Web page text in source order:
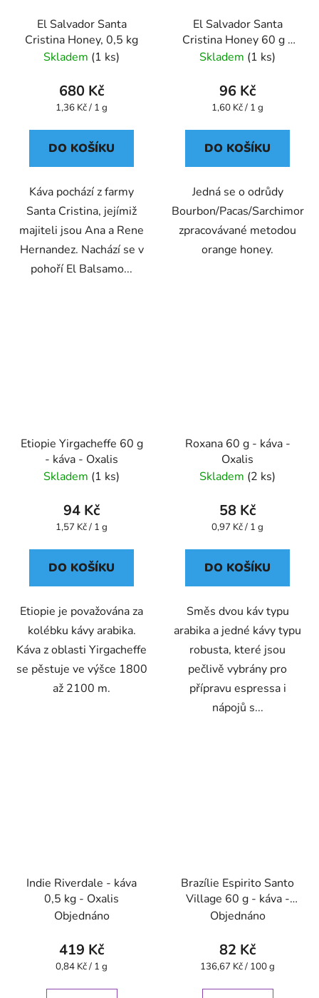
El Salvador Santa
Cristina Honey, 0,5 kg
Skladem (1 ks)
680 Kč
Měrná
1,36 Kč / 1 g
DO KOŠÍKU
Káva pochází z farmy
Santa Cristina, jejímiž
majiteli jsou Ana a Rene
Hernandez. Nachází se v
pohoří El Balsamo...
El Salvador Santa
Cristina Honey 60 g -
káva - Oxalis
Skladem (1 ks)
96 Kč
Měrná
1,60 Kč / 1 g
DO KOŠÍKU
Jedná se o odrůdy
Bourbon/Pacas/Sarchimor
zpracovávané metodou
orange honey.
Etiopie Yirgacheffe 60 g
- káva - Oxalis
Skladem (1 ks)
94 Kč
Měrná
1,57 Kč / 1 g
DO KOŠÍKU
Etiopie je považována za
kolébku kávy arabika.
Káva z oblasti Yirgacheffe
se pěstuje ve výšce 1800
až 2100 m.
Roxana 60 g - káva -
Oxalis
Skladem (2 ks)
58 Kč
Měrná
0,97 Kč / 1 g
DO KOŠÍKU
Směs dvou káv typu
arabika a jedné kávy typu
robusta, které jsou
pečlivě vybrány pro
přípravu espressa i
nápojů s...
Indie Riverdale - káva
0,5 kg - Oxalis
Objednáno
419 Kč
Měrná
0,84 Kč / 1 g
Brazílie Espirito Santo
Village 60 g - káva -
Oxalis
Objednáno
82 Kč
Měrná
136,67 Kč / 100 g